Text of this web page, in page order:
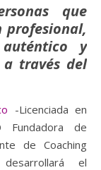
profesional,
y
través del
-Licenciada en
Fundadora de
de Coaching
el